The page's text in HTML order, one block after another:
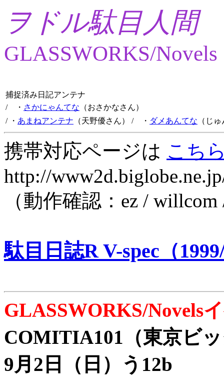
ヲドル駄目人間
GLASSWORKS/Novels
捕捉済み日記アンテナ
/ ・ さかにゃんてな （おさかなさん）
/ ・ あまねアンテナ （天野優さん） / ・ ダメあんてな （じ
携帯対応ページは こち
http://
（動作確認：ez /
駄目日誌R V-spec（
GLASSWORKS/Novels
COMITIA101（東京ビ
9月2日（日）う12b